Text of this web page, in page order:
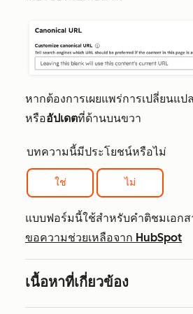
หากต้องการเผยแพร่การเปลี่ยนแป
หรืออัปเดตที่ด้านบนขวา
บทความนี้มีประโยชน์หรือไม่
ใช่ ไม่
แบบฟอร์มนี้ใช้สำหรับคำติชมเอกส
ขอความช่วยเหลือจาก HubSpot
เนื้อหาที่เกี่ยวข้อง